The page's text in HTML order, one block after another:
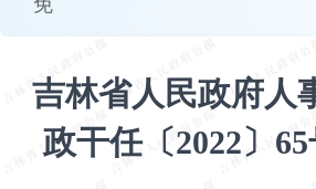
吉林省人民政府人
政干任〔2022〕65
加